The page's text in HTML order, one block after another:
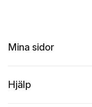
Mina sidor
Hjälp